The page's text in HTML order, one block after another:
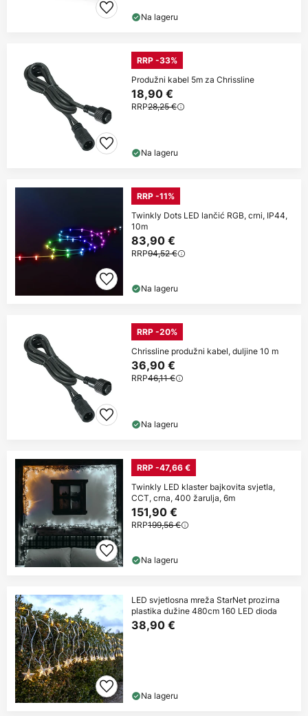
Na lageru
RRP -33%
Produžni kabel 5m za Chrissline
18,90 €
RRP28,25 €
Na lageru
RRP -11%
Twinkly Dots LED lančić RGB, crni, IP44,
10m
83,90 €
RRP94,52 €
Na lageru
RRP -20%
Chrissline produžni kabel, duljine 10 m
36,90 €
RRP46,11 €
Na lageru
RRP -47,66 €
Twinkly LED klaster bajkovita svjetla,
CCT, crna, 400 žarulja, 6m
151,90 €
RRP199,56 €
Na lageru
LED svjetlosna mreža StarNet prozirna
plastika dužine 480cm 160 LED dioda
38,90 €
Na lageru